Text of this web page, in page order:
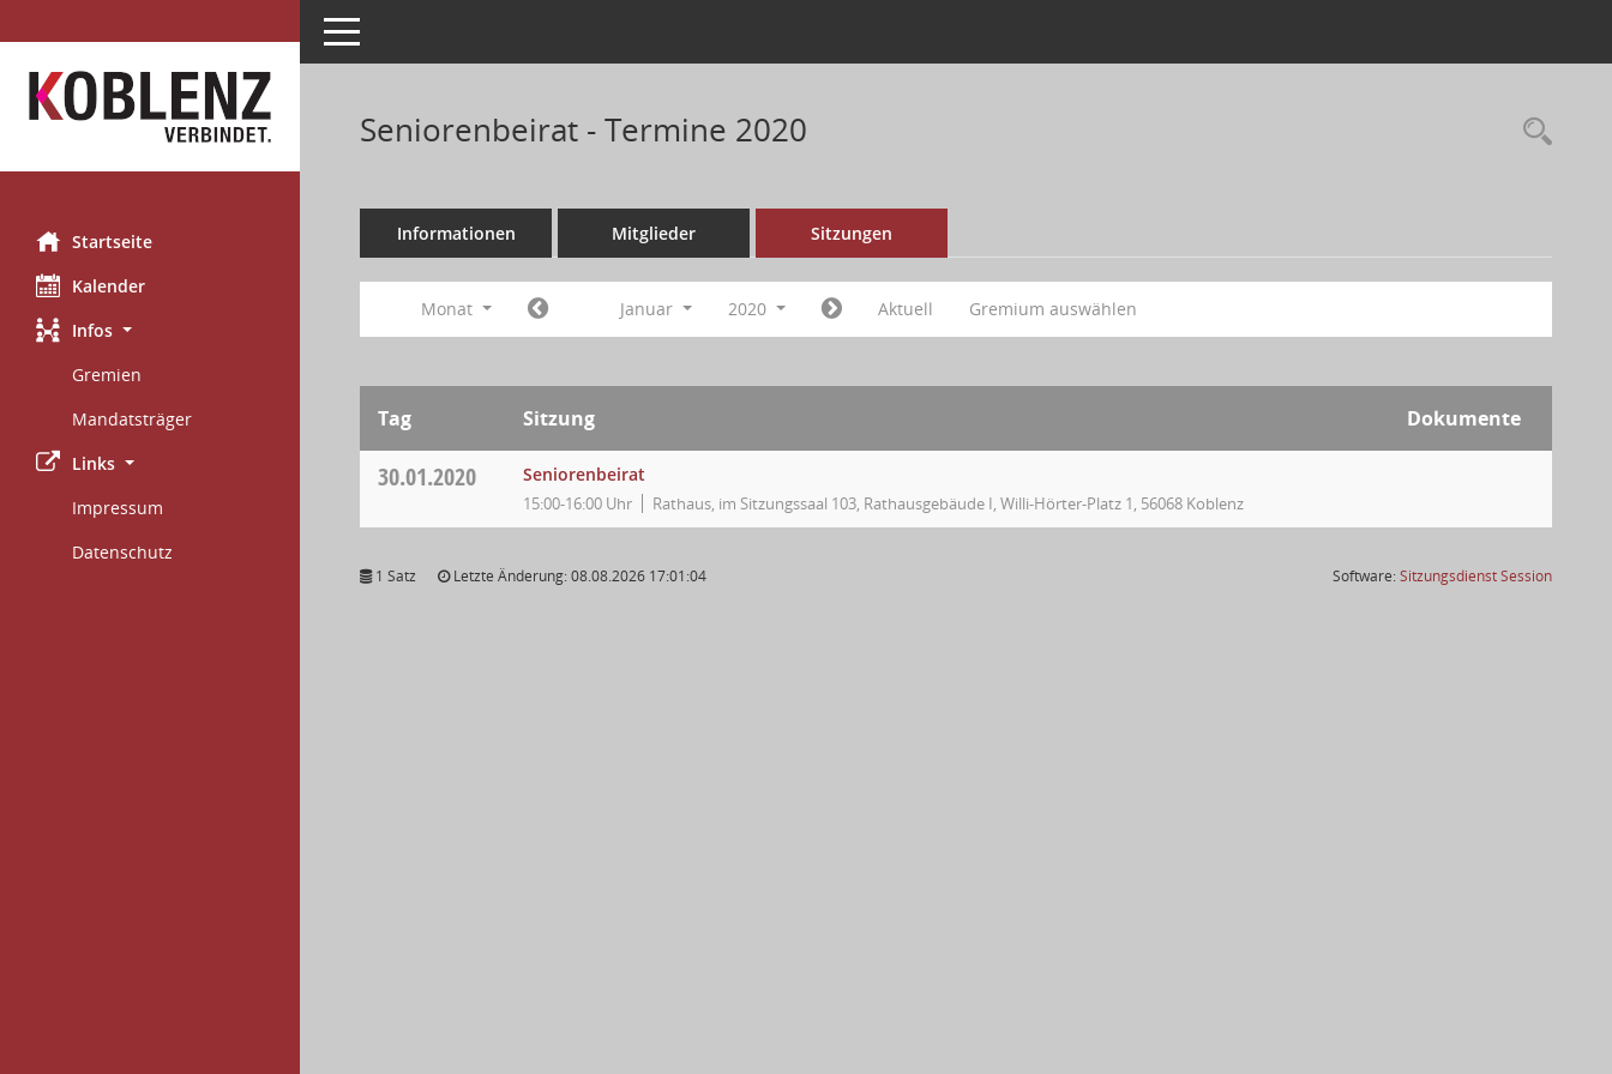
Startseite
Kalender
Infos
Gremien
Mandatsträger
Links
Impressum
Datenschutz
Toggle navigation
Seniorenbeirat - Termine 2020
Informationen Mitglieder Sitzungen
Monat Januar 2020 Aktuell Gremium auswählen
Tag Sitzung Dokumente
30.01.2020 Seniorenbeirat
15:00-16:00 Uhr Rathaus, im Sitzungssaal 103, Rathausgebäude I, Willi-Hörter-Platz 1, 56068 Koblenz
1 Satz Letzte Änderung: 08.08.2026 17:01:04 Software:SitzungsdienstSession(Wird in